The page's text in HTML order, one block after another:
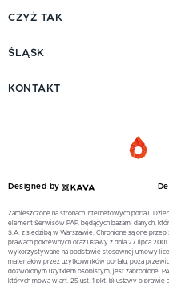
CZYŻ TAK
ŚLĄSK
KONTAKT
Designed by
Zamieszczone na stronach internetowych portalu
element Serwisów PAP, będących bazami danych,
S.A. z siedzibą w Warszawie. Chronione są one
prawach pokrewnych oraz ustawy z dnia 27 lipca
wykorzystywane na podstawie stosownej umowy
materiałów przez użytkowników portalu, poza
dozwolonym użytkiem osobistym, jest zabronione.
których mowa w art. 25 ust. 1 pkt. b) ustawy o prawie